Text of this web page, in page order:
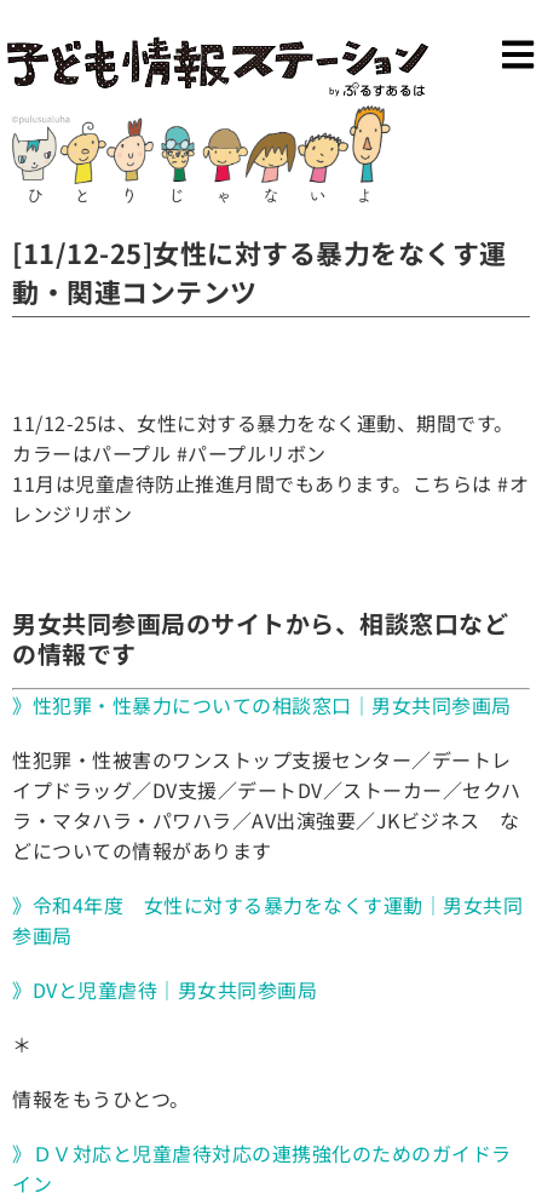
[11/12-25]女性に対する暴力をなくす運
動・関連コンテンツ
11/12-25は、女性に対する暴力をなく運動、期間です。
カラーはパープル #パープルリボン
11月は児童虐待防止推進月間でもあります。こちらは #オ
レンジリボン
男女共同参画局のサイトから、相談窓口など
の情報です
》性犯罪・性暴力についての相談窓口｜男女共同参画局
性犯罪・性被害のワンストップ支援センター／デートレ
イプドラッグ／DV支援／デートDV／ストーカー／セクハ
ラ・マタハラ・パワハラ／AV出演強要／JKビジネス な
どについての情報があります
》令和4年度 女性に対する暴力をなくす運動｜男女共同
参画局
》DVと児童虐待｜男女共同参画局
＊
情報をもうひとつ。
》ＤＶ対応と児童虐待対応の連携強化のためのガイドラ
イン